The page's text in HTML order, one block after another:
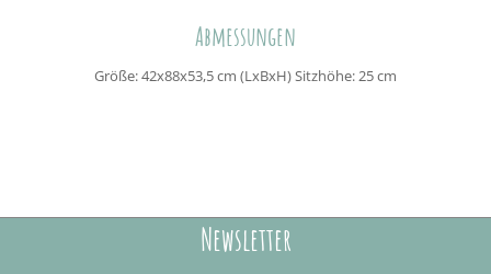
Abmessungen
Größe: 42x88x53,5 cm (LxBxH) Sitzhöhe: 25 cm
Newsletter